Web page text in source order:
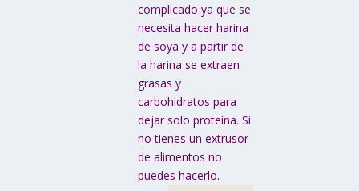
complicado ya que se
necesita hacer harina
de soya y a partir de
la harina se extraen
grasas y
carbohidratos para
dejar solo proteína. Si
no tienes un extrusor
de alimentos no
puedes hacerlo.